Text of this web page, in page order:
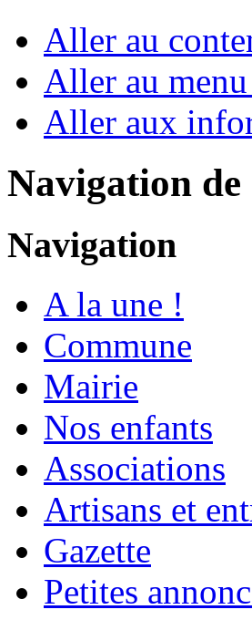
Aller au
Aller au
Aller aux
Navigation de
Navigation
A la une !
Commune
Mairie
Nos enfants
Associations
Artisans et
Gazette
Petites